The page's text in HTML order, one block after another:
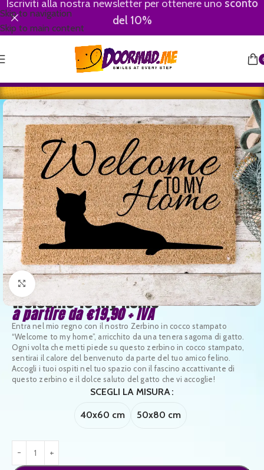
Skip to navigation
Skip to main content
Iscriviti alla nostra newsletter per ottenere uno sconto
del 10%
Clicca per ingrandire
Welcome To My Home
a partire da€19,90+ IVA
Entra nel mio regno con il nostro Zerbino in cocco stampato
“Welcome to my home”, arricchito da una tenera sagoma di gatto.
Ogni volta che metti piede su questo zerbino in cocco stampato,
sentirai il calore del benvenuto da parte del tuo amico felino.
Accogli i tuoi ospiti nel tuo spazio con il fascino accattivante di
questo zerbino e il dolce saluto del gatto che vi accoglie!
SCEGLI LA MISURA
40x60 cm 50x80 cm